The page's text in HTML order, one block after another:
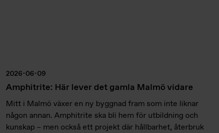
2026-06-09
Amphitrite: Här lever det gamla Malmö vidare
Mitt i Malmö växer en ny byggnad fram som inte liknar
någon annan. Amphitrite ska bli hem för utbildning och
kunskap – men också ett projekt där hållbarhet, återbruk